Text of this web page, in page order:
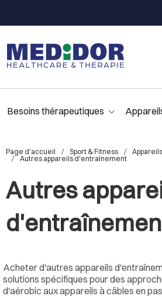
Besoins thérapeutiques
Page d'accueil Sport & Fitness
Autres appareils d'entraînement
Autres
Acheter d'autres appareils
solutions spécifiques pour des
d'aérobic aux appareils à câbles en